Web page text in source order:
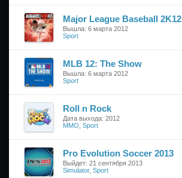
Major League Baseball 2K12
Вышла: 6 марта 2012
Sport
MLB 12: The Show
Вышла: 6 марта 2012
Sport
Roll n Rock
Дата выхода: 2012
MMO Sport
Pro Evolution Soccer 2013
Выйдет: 21 сентября 2013
Simulator, Sport